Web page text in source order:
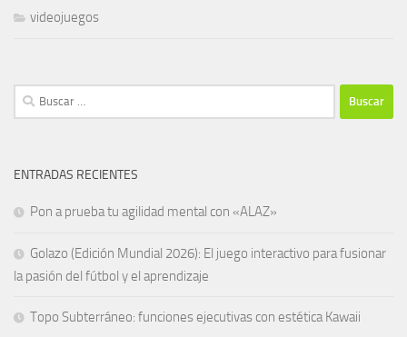
videojuegos
Buscar:
ENTRADAS RECIENTES
Pon a prueba tu agilidad mental con «ALAZ»
Golazo (Edición Mundial 2026): El juego interactivo para fusionar
la pasión del fútbol y el aprendizaje
Topo Subterráneo: funciones ejecutivas con estética Kawaii